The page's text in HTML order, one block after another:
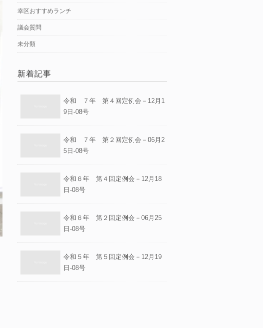
幸区おすすめランチ
議会質問
未分類
新着記事
令和 ７年 第４回定例会－12月1
9日-08号
令和 ７年 第２回定例会－06月2
5日-08号
令和６年 第４回定例会－12月18
日-08号
令和６年 第２回定例会－06月25
日-08号
令和５年 第５回定例会－12月19
日-08号